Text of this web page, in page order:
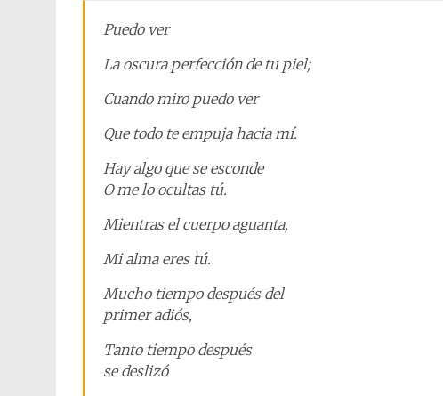
Puedo ver
La oscura perfección de tu piel;
Cuando miro puedo ver
Que todo te empuja hacia mí.
Hay algo que se esconde
O me lo ocultas tú.
Mientras el cuerpo aguanta,
Mi alma eres tú.
Mucho tiempo después del
primer adiós,
Tanto tiempo después
se deslizó